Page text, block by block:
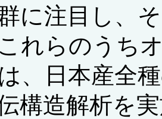
に注目し、
れらのうち
、日本産全
構造解析を